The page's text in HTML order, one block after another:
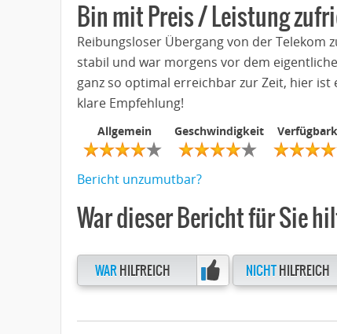
Bin mit Preis / Leistung
Reibungsloser Übergang von der Telekom
stabil und war morgens vor dem
ganz so optimal erreichbar zur Zeit, hier ist
klare Empfehlung!
Allgemein Geschwindigkeit
Bericht unzumutbar?
War dieser Bericht für Sie
WAR HILFREICH NICHTHILFREICH